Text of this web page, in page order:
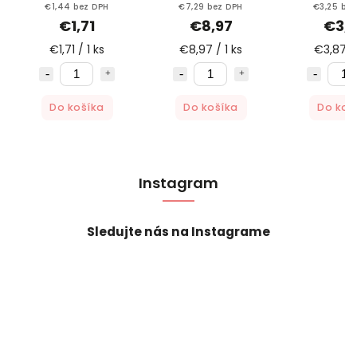
€1,44 bez DPH
€1,71
€1,71 / 1 ks
Do košíka
Bassta
€7,29 bez DPH
€8,97
€8,97 / 1 ks
Do košíka
€3,25 bez
€3,87 /
Do
Instagram
Sledujte nás na Instagrame